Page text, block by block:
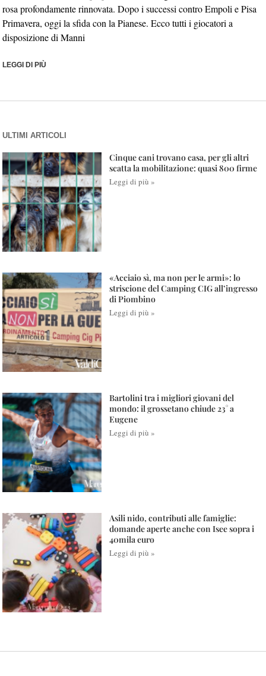
rosa profondamente rinnovata. Dopo i successi contro Empoli e Pisa
Primavera, oggi la sfida con la Pianese. Ecco tutti i giocatori a
disposizione di Manni
LEGGI DI PIÙ
ULTIMI ARTICOLI
Cinque cani trovano casa, per gli altri
scatta la mobilitazione: quasi 800 firme
Leggi di più »
«Acciaio sì, ma non per le armi»: lo
striscione del Camping CIG all’ingresso
di Piombino
Leggi di più »
Bartolini tra i migliori giovani del
mondo: il grossetano chiude 23° a
Eugene
Leggi di più »
Asili nido, contributi alle famiglie:
domande aperte anche con Isee sopra i
40mila euro
Leggi di più »